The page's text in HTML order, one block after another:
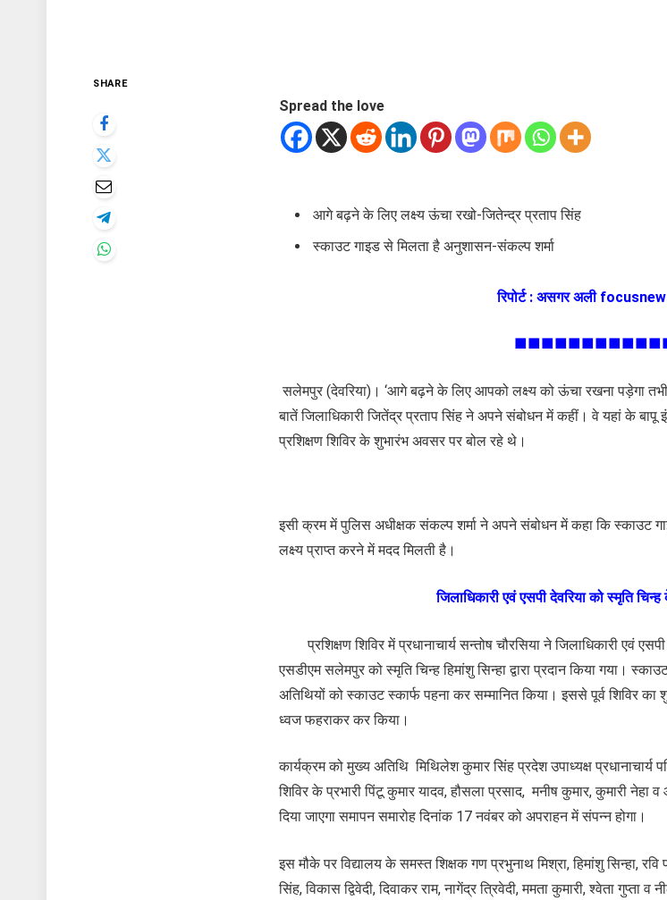
SHARE
Spread the love
आगे बढ़ने के लिए लक्ष्य ऊंचा रखो-जितेन्द्र प्रताप सिंह
स्काउट गाइड से मिलता है अनुशासन-संकल्प शर्मा
रिपोर्ट : असगर अली
सलेमपुर (देवरिया)। ‘आगे बढ़ने के लिए आपको लक्ष्य को ऊंचा रखना पड़ेगा
बातें जिलाधिकारी जितेंद्र प्रताप सिंह ने अपने संबोधन में कहीं। वे यहां के
प्रशिक्षण शिविर के शुभारंभ अवसर पर बोल रहे थे।
इसी क्रम में पुलिस अधीक्षक संकल्प शर्मा ने अपने संबोधन में कहा कि स्काउट
लक्ष्य प्राप्त करने में मदद मिलती है।
जिलाधिकारी एवं एसपी देवरिया को स्मृति
प्रशिक्षण शिविर में प्रधानाचार्य सन्तोष चौरसिया ने जिलाधिकारी एवं
एसडीएम सलेमपुर को स्मृति चिन्ह हिमांशु सिन्हा द्वारा प्रदान किया गया।
अतिथियों को स्काउट स्कार्फ पहना कर सम्मानित किया। इससे पूर्व शिविर का
ध्वज फहराकर कर किया।
कार्यक्रम को मुख्य अतिथि मिथिलेश कुमार सिंह प्रदेश उपाध्यक्ष प्रधानाचार्य
शिविर के प्रभारी पिंटू कुमार यादव, हौसला प्रसाद, मनीष कुमार, कुमारी नेहा
दिया जाएगा समापन समारोह दिनांक 17 नवंबर को अपराहन में संपन्न होगा।
इस मौके पर विद्यालय के समस्त शिक्षक गण प्रभुनाथ मिश्रा, हिमांशु सिन्हा,
सिंह, विकास द्विवेदी, दिवाकर राम, नागेंद्र त्रिवेदी, ममता कुमारी, श्वेता गुप्ता